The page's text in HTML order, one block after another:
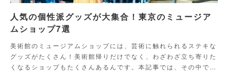
人気の個性派グッズが大集合！東京のミュージア
ムショップ7選
美術館のミュージアムショップには、芸術に触れられるステキな
グッズがたくさん！美術館帰りだけでなく、わざわざ立ち寄りた
くなるショップもたくさんあるんです。本記事では、その中でも